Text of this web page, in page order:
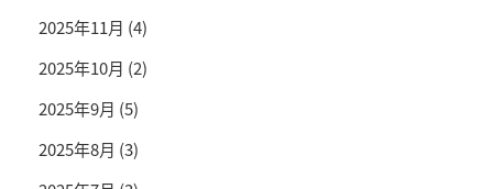
2025年11月 (4)
2025年10月 (2)
2025年9月 (5)
2025年8月 (3)